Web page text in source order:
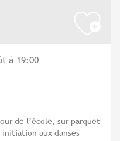
à 19:00
de l’école, sur parquet
initiation aux danses